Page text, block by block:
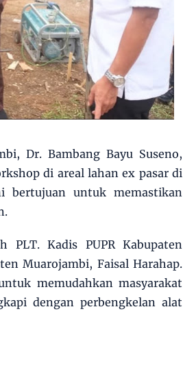
Dr. Bambang Bayu Suseno,
di areal lahan ex pasar di
bertujuan untuk memastikan
PLT. Kadis PUPR Kabupaten
Muarojambi, Faisal Harahap.
memudahkan masyarakat
dengan perbengkelan alat